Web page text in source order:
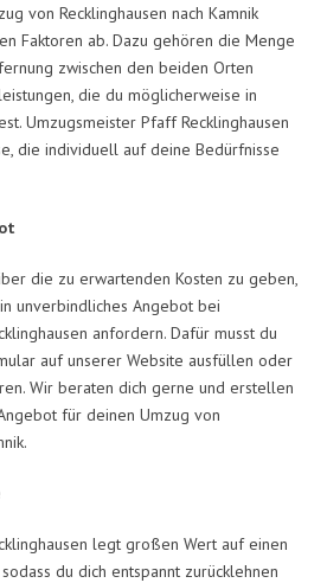
von Recklinghausen nach Kamnik
Faktoren ab. Dazu gehören die Menge
zwischen den beiden Orten
die du möglicherweise in
Umzugsmeister Pfaff Recklinghausen
die individuell auf deine Bedürfnisse
die zu erwartenden Kosten zu geben,
unverbindliches Angebot bei
anfordern. Dafür musst du
auf unserer Website ausfüllen oder
Wir beraten dich gerne und erstellen
für deinen Umzug von
legt großen Wert auf einen
du dich entspannt zurücklehnen